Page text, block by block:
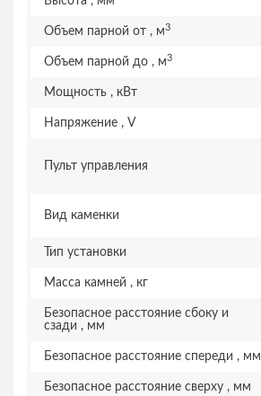
Объем парной от , м3
Объем парной до , м3
Мощность , кВт
Напряжение , V
Пульт управления
Вид каменки
Тип установки
Масса камней , кг
Безопасное расстояние сбоку и
сзади , мм
Безопасное расстояние спереди , мм
Безопасное расстояние сверху , мм